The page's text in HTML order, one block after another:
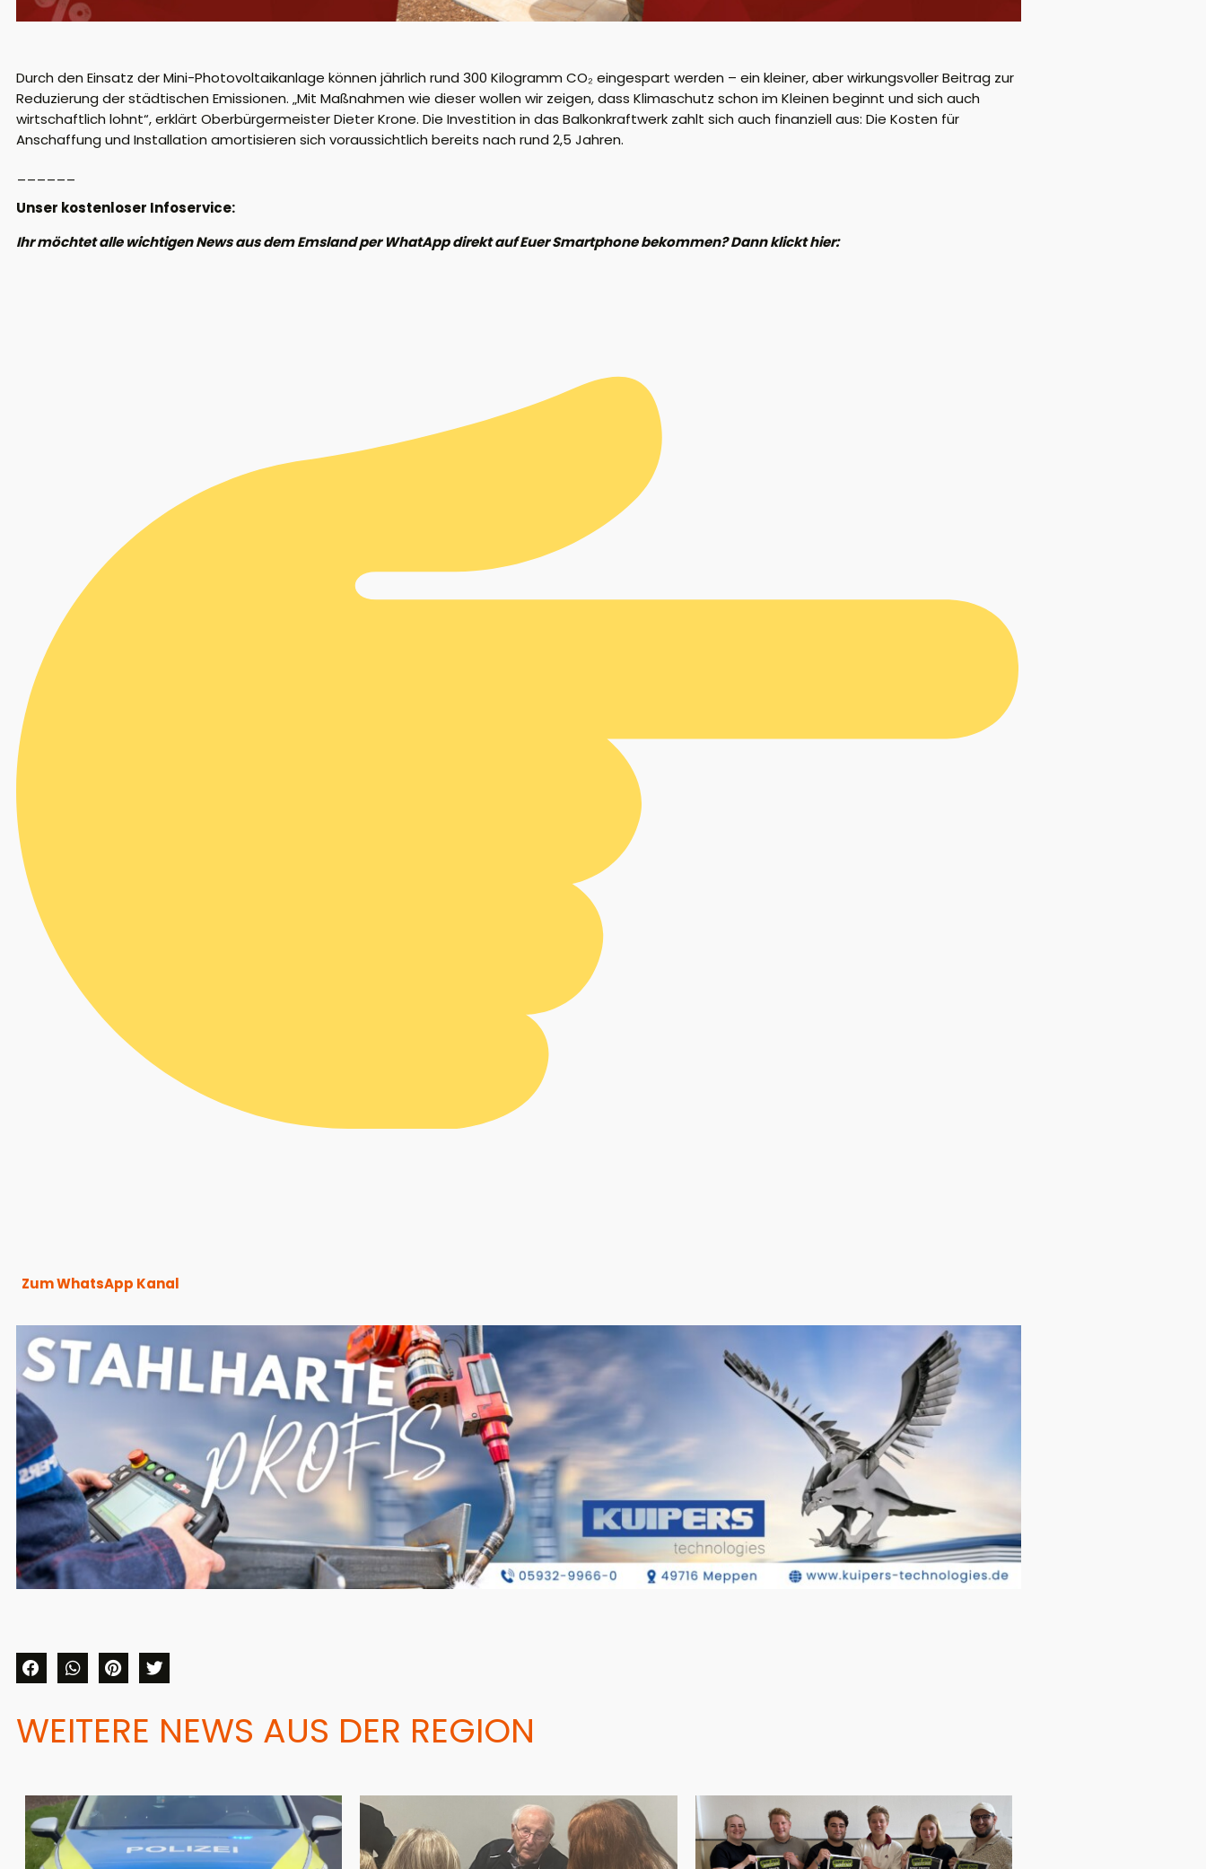
Durch den Einsatz der Mini-Photovoltaikanlage können jährlich rund 300 Kilogramm CO₂ eingespart werden – ein kleiner, aber wirkungsvoller Beitrag zur
Reduzierung der städtischen Emissionen. „Mit Maßnahmen wie dieser wollen wir zeigen, dass Klimaschutz schon im Kleinen beginnt und sich auch
wirtschaftlich lohnt“, erklärt Oberbürgermeister Dieter Krone. Die Investition in das Balkonkraftwerk zahlt sich auch finanziell aus: Die Kosten für
Anschaffung und Installation amortisieren sich voraussichtlich bereits nach rund 2,5 Jahren.
Unser kostenloser Infoservice:
Ihr möchtet alle wichtigen News aus dem Emsland per WhatApp direkt auf Euer Smartphone bekommen? Dann klickt hier:
Zum WhatsApp Kanal
WEITERE NEWS AUS DER REGION